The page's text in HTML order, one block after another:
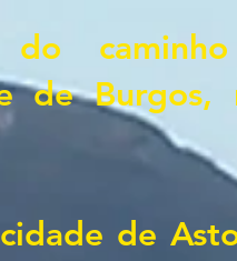
caminho
de Burgos,
de